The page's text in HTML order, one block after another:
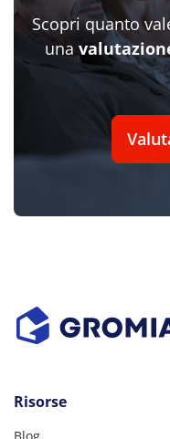
Scopri quanto
una
Risorse